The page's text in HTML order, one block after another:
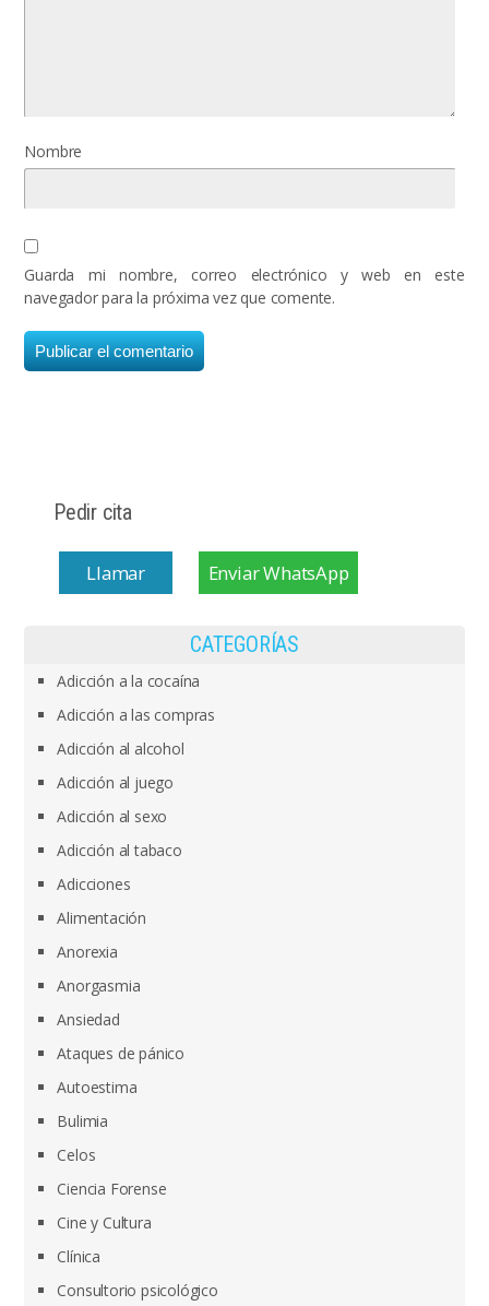
Nombre
Guarda mi nombre, correo electrónico y web en este
navegador para la próxima vez que comente.
Pedir cita
Llamar Enviar WhatsApp
CATEGORÍAS
Adicción a la cocaína
Adicción a las compras
Adicción al alcohol
Adicción al juego
Adicción al sexo
Adicción al tabaco
Adicciones
Alimentación
Anorexia
Anorgasmia
Ansiedad
Ataques de pánico
Autoestima
Bulimia
Celos
Ciencia Forense
Cine y Cultura
Clínica
Consultorio psicológico